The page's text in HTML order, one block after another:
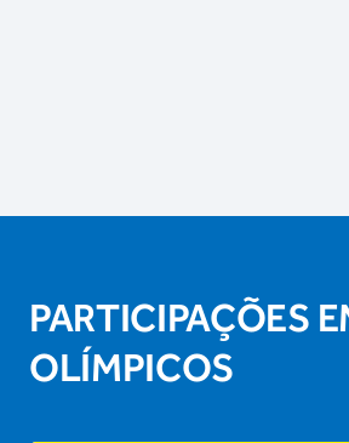
PARTICIPAÇÕES
OLÍMPICOS